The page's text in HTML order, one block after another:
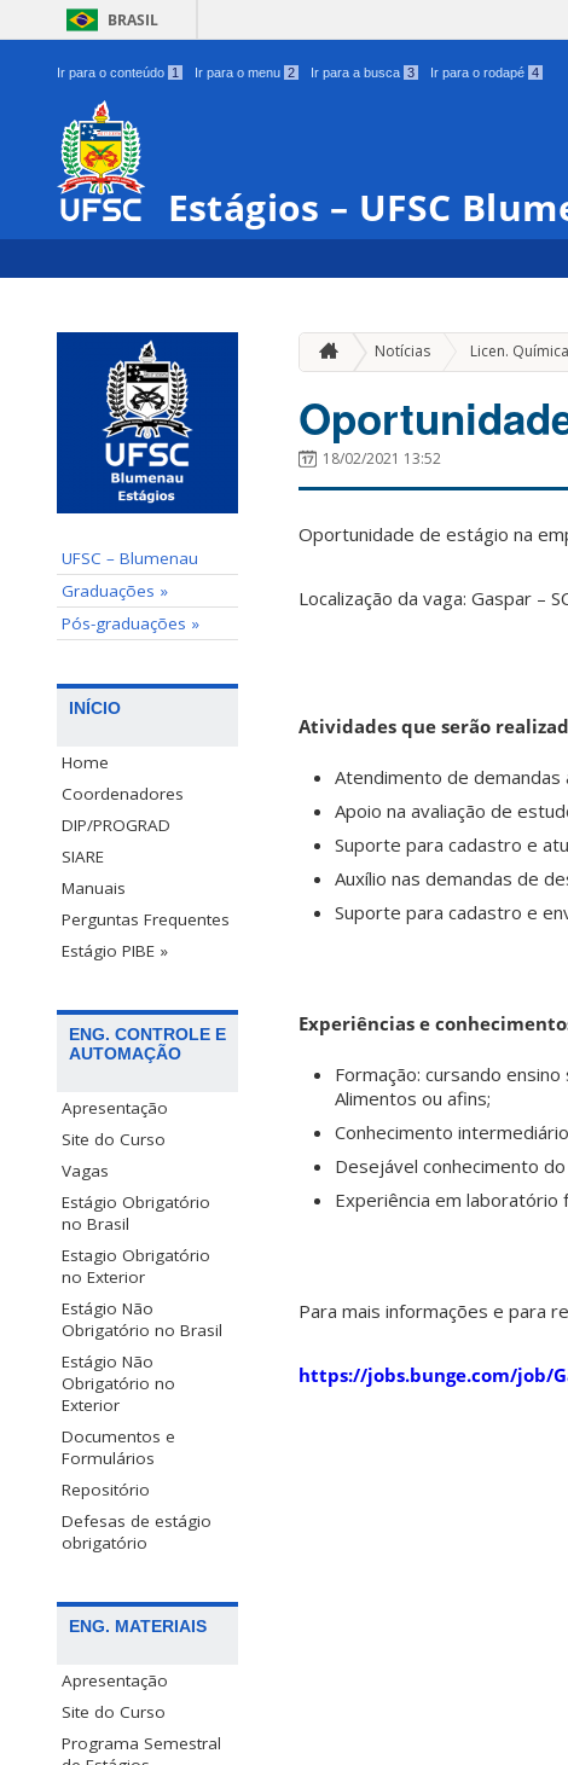
BRASIL
Ir para o conteúdo 1 Ir para o menu 2 Ir para a busca 3 Ir para o rodapé 4
Estágios – UFSC
UFSC – Blumenau
Graduações »
Pós-graduações »
INÍCIO
Home
Coordenadores
DIP/PROGRAD
SIARE
Manuais
Perguntas Frequentes
Estágio PIBE »
ENG. CONTROLE E
AUTOMAÇÃO
Apresentação
Site do Curso
Vagas
Estágio Obrigatório
no Brasil
Estagio Obrigatório
no Exterior
Estágio Não
Obrigatório no Brasil
Estágio Não
Obrigatório no
Exterior
Documentos e
Formulários
Repositório
Defesas de estágio
obrigatório
ENG. MATERIAIS
Apresentação
Site do Curso
Programa Semestral
Notícias Licen.
18/02/2021 13:52
Oportunidade de estágio na
Localização da vaga: Gaspar –
Atividades que serão
Atendimento de demandas
Apoio na avaliação de
Suporte para cadastro e
Auxílio nas demandas de
Suporte para cadastro e
Experiências e
Formação: cursando
Alimentos ou afins;
Conhecimento
Desejável conhecimento
Experiência em laboratório
Para mais informações e para
https://jobs.bunge.com/job/